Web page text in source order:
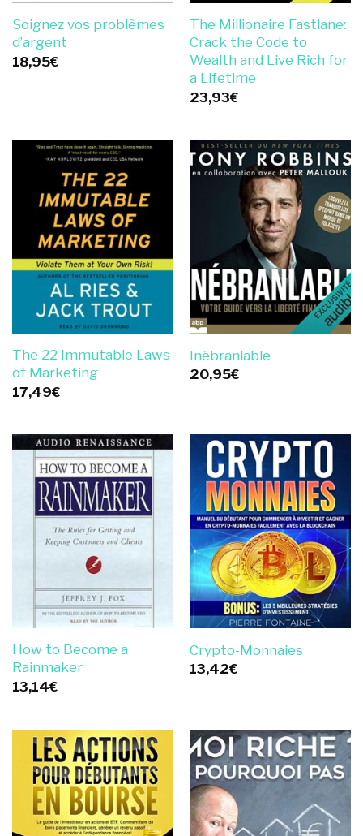
Soignez vos problèmes
d’argent
18,95€
The Millionaire Fastlane:
Crack the Code to
Wealth and Live Rich for
a Lifetime
23,93€
The 22 Immutable Laws
of Marketing
17,49€
Inébranlable
20,95€
How to Become a
Rainmaker
13,14€
Crypto-Monnaies
13,42€